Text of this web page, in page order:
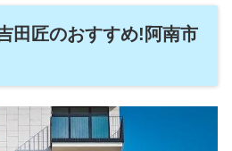
田匠のおすすめ!阿南市